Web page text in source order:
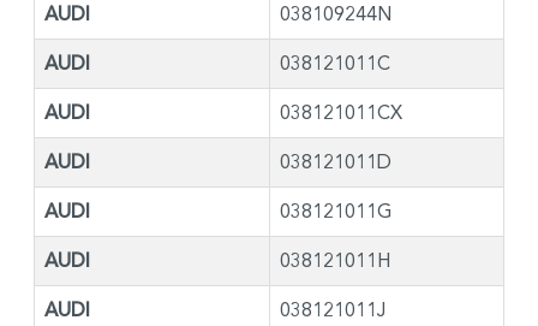
AUDI 038109244N
AUDI 038121011C
AUDI 038121011CX
AUDI 038121011D
AUDI 038121011G
AUDI 038121011H
AUDI 038121011J